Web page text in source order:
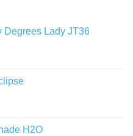
Degrees Lady JT36
H2O